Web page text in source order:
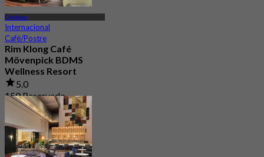
Chidlom
Internacional
Café/Postre
Rim Klong Café
Mövenpick BDMS
Wellness Resort
5.0
150 Reservado
Desde฿ 600